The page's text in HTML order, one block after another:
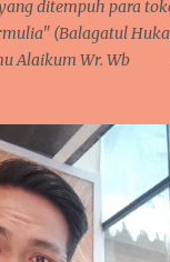
ditempuh para
(Balagatul
Alaikum Wr. Wb
tauladan kita.
dan saya
selanjutnya.
kali ini yakni
pepatah 'ala